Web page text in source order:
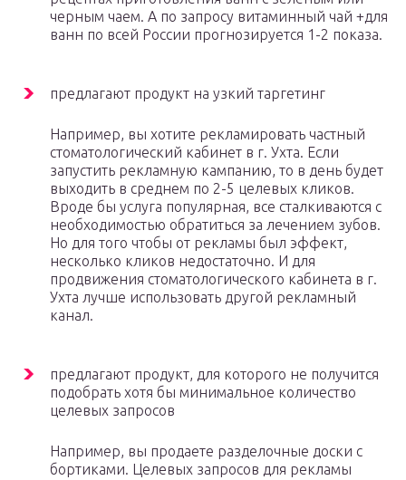
черным чаем. А по запросу витаминный чай +для
ванн по всей России прогнозируется 1-2 показа.
предлагают продукт на узкий таргетинг
Например, вы хотите рекламировать частный
стоматологический кабинет в г. Ухта. Если
запустить рекламную кампанию, то в день будет
выходить в среднем по 2-5 целевых кликов.
Вроде бы услуга популярная, все сталкиваются с
необходимостью обратиться за лечением зубов.
Но для того чтобы от рекламы был эффект,
несколько кликов недостаточно. И для
продвижения стоматологического кабинета в г.
Ухта лучше использовать другой рекламный
канал.
предлагают продукт, для которого не получится
подобрать хотя бы минимальное количество
целевых запросов
Например, вы продаете разделочные доски с
бортиками. Целевых запросов для рекламы